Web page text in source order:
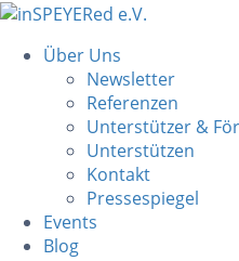
Über Uns
Newsletter
Referenzen
Unterstützer &
Unterstützen
Kontakt
Pressespiegel
Events
Blog